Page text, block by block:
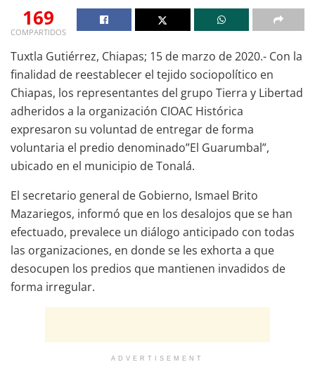
169
COMPARTIDOS
Tuxtla Gutiérrez, Chiapas; 15 de marzo de 2020.- Con la
finalidad de reestablecer el tejido sociopolítico en
Chiapas, los representantes del grupo Tierra y Libertad
adheridos a la organización CIOAC Histórica
expresaron su voluntad de entregar de forma
voluntaria el predio denominado”El Guarumbal”,
ubicado en el municipio de Tonalá.
El secretario general de Gobierno, Ismael Brito
Mazariegos, informó que en los desalojos que se han
efectuado, prevalece un diálogo anticipado con todas
las organizaciones, en donde se les exhorta a que
desocupen los predios que mantienen invadidos de
forma irregular.
ADVERTISEMENT